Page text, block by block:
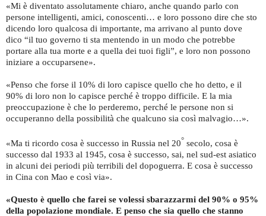
«Mi è diventato assolutamente chiaro, anche quando parlo con
persone intelligenti, amici, conoscenti… e loro possono dire che sto
dicendo loro qualcosa di importante, ma arrivano al punto dove
dico “il tuo governo ti sta mentendo in un modo che potrebbe
portare alla tua morte e a quella dei tuoi figli”, e loro non possono
iniziare a occuparsene».
«Penso che forse il 10% di loro capisce quello che ho detto, e il
90% di loro non lo capisce perché è troppo difficile. E la mia
preoccupazione è che lo perderemo, perché le persone non si
occuperanno della possibilità che qualcuno sia così malvagio…».
«Ma ti ricordo cosa è successo in Russia nel 20° secolo, cosa è
successo dal 1933 al 1945, cosa è successo, sai, nel sud-est asiatico
in alcuni dei periodi più terribili del dopoguerra. E cosa è successo
in Cina con Mao e così via».
«Questo è quello che farei se volessi sbarazzarmi del 90% o 95%
della popolazione mondiale. E penso che sia quello che stanno